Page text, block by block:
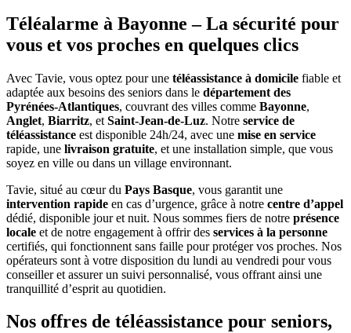
Téléalarme à Bayonne – La sécurité pour
vous et vos proches en quelques clics
Avec Tavie, vous optez pour une téléassistance à domicile fiable et
adaptée aux besoins des seniors dans le département des
Pyrénées-Atlantiques, couvrant des villes comme Bayonne,
Anglet, Biarritz, et Saint-Jean-de-Luz. Notre service de
téléassistance est disponible 24h/24, avec une mise en service
rapide, une livraison gratuite, et une installation simple, que vous
soyez en ville ou dans un village environnant.
Tavie, situé au cœur du Pays Basque, vous garantit une
intervention rapide en cas d’urgence, grâce à notre centre d’appel
dédié, disponible jour et nuit. Nous sommes fiers de notre présence
locale et de notre engagement à offrir des services à la personne
certifiés, qui fonctionnent sans faille pour protéger vos proches. Nos
opérateurs sont à votre disposition du lundi au vendredi pour vous
conseiller et assurer un suivi personnalisé, vous offrant ainsi une
tranquillité d’esprit au quotidien.
Nos offres de téléassistance pour seniors,